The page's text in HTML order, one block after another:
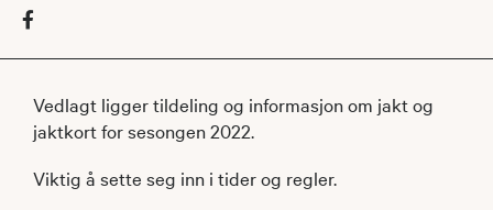
Vedlagt ligger tildeling og informasjon om jakt og
jaktkort for sesongen 2022.
Viktig å sette seg inn i tider og regler.